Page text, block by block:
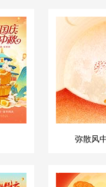
弥散风